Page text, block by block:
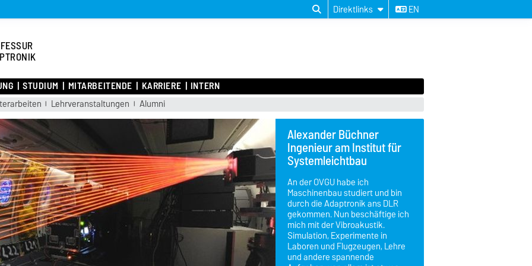
Direktlinks EN
STUDIUM MITARBEITENDE KARRIERE INTERN
Lehrveranstaltungen Alumni
Alexander Büchner
Ingenieur am Institut für
Systemleichtbau
An der OVGU habe ich
Maschinenbau studiert und bin
durch die Adaptronik ans DLR
gekommen. Nun beschäftige ich
mich mit der Vibroakustik.
Simulation, Experimente in
Laboren und Flugzeugen, Lehre
und andere spannende